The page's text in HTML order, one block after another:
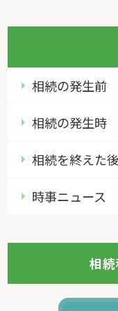
時事ニュース
相続の発生前
相続の発生時
相続を終えた後
相